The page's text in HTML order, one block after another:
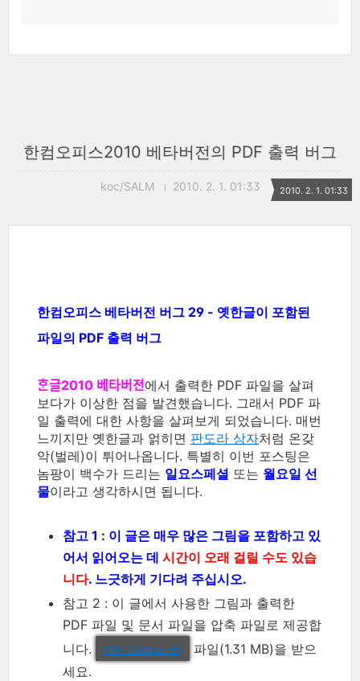
한컴오피스2010 베타버전의 PDF 출력 버그
koc/SALM 2010. 2. 1. 01:33 2010. 2. 1. 01:33
한컴오피스 베타버전 버그 29 - 옛한글이 포함된
파일의 PDF 출력 버그
ᄒᆞᆫ글2010 베타버전에서 출력한 PDF 파일을 살펴
보다가 이상한 점을 발견했습니다. 그래서 PDF 파
일 출력에 대한 사항을 살펴보게 되었습니다. 매번
느끼지만 옛한글과 얽히면 판도라 상자처럼 온갖
악(벌레)이 튀어나옵니다. 특별히 이번 포스팅은
놈팡이 백수가 드리는 일요스페셜 또는 월요일 선
물이라고 생각하시면 됩니다.
참고 1 : 이 글은 매우 많은 그림을 포함하고 있
어서 읽어오는 데 시간이 오래 걸릴 수도 있습
니다. 느긋하게 기다려 주십시오.
참고 2 : 이 글에서 사용한 그림과 출력한
PDF 파일 및 문서 파일을 압축 파일로 제공합
니다.
PDF-Output.zip
파일(1.31 MB)을 받으
세요.